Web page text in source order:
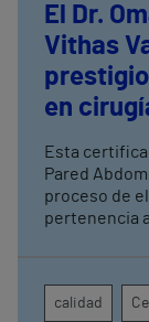
El Dr.
Vithas
en
Esta
Pared
proceso de
pertenencia
pacientes
validados
calidad